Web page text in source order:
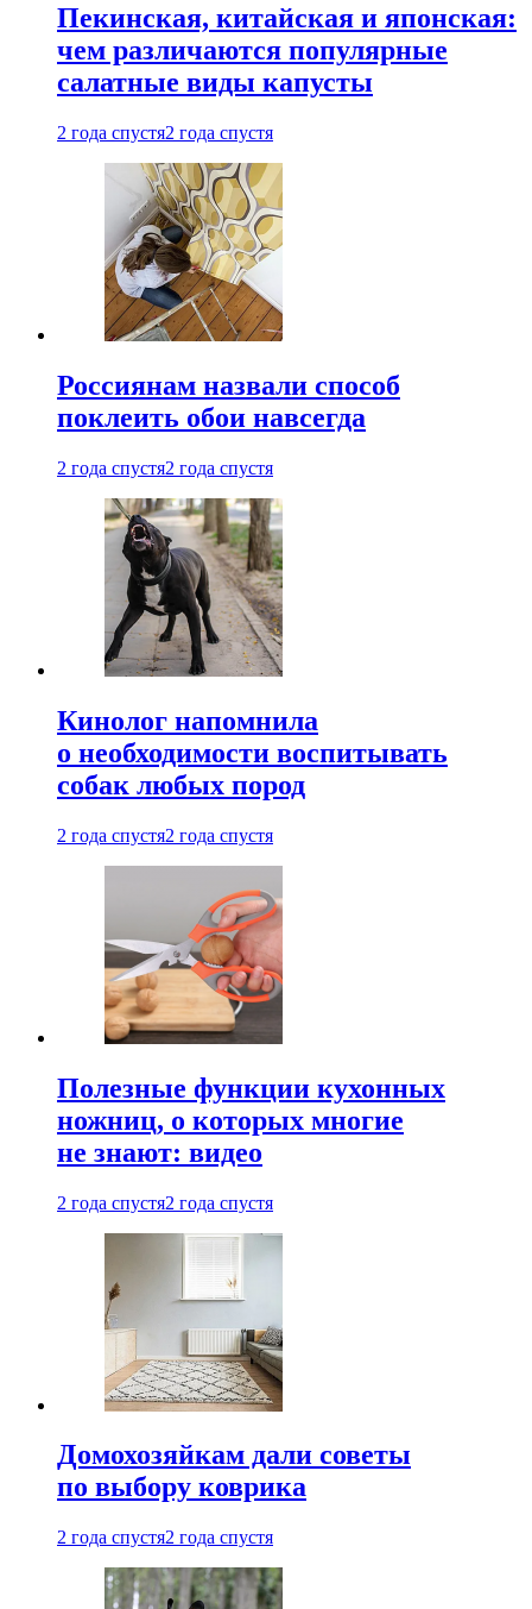
Пекинская, китайская и японская:
чем различаются популярные
салатные виды капусты
2 года спустя2 года спустя
Россиянам назвали способ
поклеить обои навсегда
2 года спустя2 года спустя
Кинолог напомнила
о необходимости воспитывать
собак любых пород
2 года спустя2 года спустя
Полезные функции кухонных
ножниц, о которых многие
не знают: видео
2 года спустя2 года спустя
Домохозяйкам дали советы
по выбору коврика
2 года спустя2 года спустя